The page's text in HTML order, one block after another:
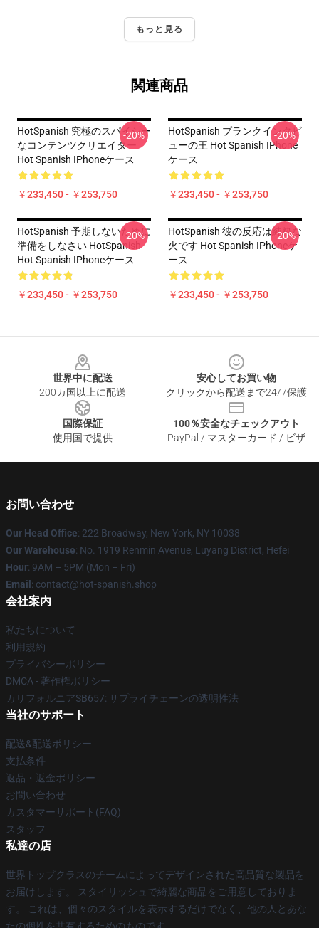
もっと見る
関連商品
HotSpanish 究極のスパイシー
なコンテンツクリエイター
Hot Spanish IPhoneケース
￥233,450 - ￥253,750
-20%
HotSpanish プランクインタビ
ューの王 Hot Spanish IPhone
ケース
￥233,450 - ￥253,750
-20%
HotSpanish 予期しないために
準備をしなさい HotSpanish
Hot Spanish IPhoneケース
￥233,450 - ￥253,750
-20%
HotSpanish 彼の反応は純粋な
火です Hot Spanish IPhoneケ
ース
￥233,450 - ￥253,750
-20%
世界中に配送
200カ国以上に配送
安心してお買い物
クリックから配送まで24/7保護
国際保証
使用国で提供
100％安全なチェックアウト
PayPal / マスターカード / ビザ
お問い合わせ
Our Head Office: 222 Broadway, New York, NY 10038
Our Warehouse: No. 1919 Renmin Avenue, Luyang District, Hefei
Hour: 9AM – 5PM (Mon – Fri)
Email : contact@hot-spanish.shop
会社案内
私たちについて
利用規約
プライバシーポリシー
DMCA - 著作権ポリシー
カリフォルニアSB657: サプライチェーンの透明性法
当社のサポート
配送&配送ポリシー
支払条件
返品・返金ポリシー
お問い合わせ
カスタマーサポート(FAQ)
スタッフ
私達の店
世界トップクラスのチームによってデザインされた高品質な製品を
お届けします。 スタイリッシュで綺麗な商品をご用意しておりま
す。 これは、個々のスタイルを表示するだけでなく、他の人とあな